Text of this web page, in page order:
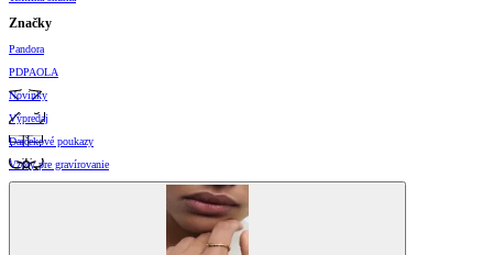
Značky
Pandora
PDPAOLA
Novinky
Výpredaj
Darčekové poukazy
Vzory pre gravírovanie